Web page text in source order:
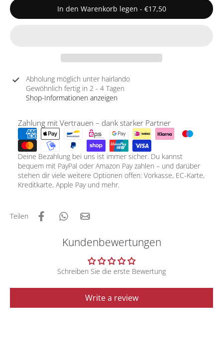
In den Warenkorb legen - €17,50
Abholung möglich unter hairlando
Gewöhnlich fertig in 2 - 4 Tagen
Shop-Informationen anzeigen
Zahlung mit Vertrauen – dank starker Partner
Deine Bezahlung bei uns ist immer sicher. Du kannst
bequem mit PayPal oder Amazon Pay zahlen – und darüber
stehen dir viele weitere Optionen offen: Vorkasse, EC-Karte,
Kreditkarte, Apple Pay und mehr.
Teilen
Kundenbewertungen
Schreiben Sie die erste Bewertung
Write a review